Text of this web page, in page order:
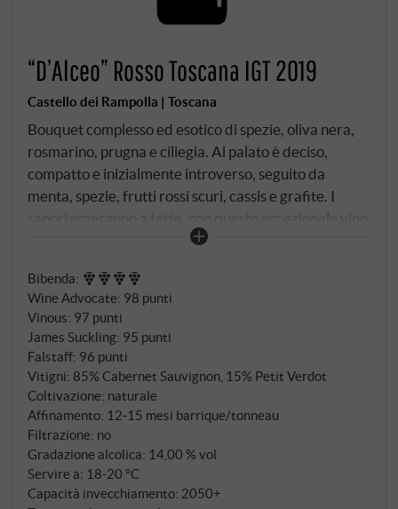
“D’Alceo” Rosso Toscana IGT 2019
Castello dei Rampolla | Toscana
Bouquet complesso ed esotico di spezie, oliva nera,
rosmarino, prugna e ciliegia. Al palato è deciso,
compatto e inizialmente introverso, seguito da
menta, spezie, frutti rossi scuri, cassis e grafite. I
sapori emergono a fette, con questo eccezionale vino
rosso vale la pena aspettare per scoprire la
SUPERIORE.DE
Bibenda:
Wine Advocate: 98 punti
Vinous: 97 punti
James Suckling: 95 punti
Falstaff: 96 punti
Vitigni: 85% Cabernet Sauvignon, 15% Petit Verdot
Coltivazione: naturale
Affinamento: 12‑15 mesi barrique/tonneau
Filtrazione: no
Gradazione alcolica: 14,00 % vol
Servire a: 18‑20 °C
Capacità invecchiamento: 2050+